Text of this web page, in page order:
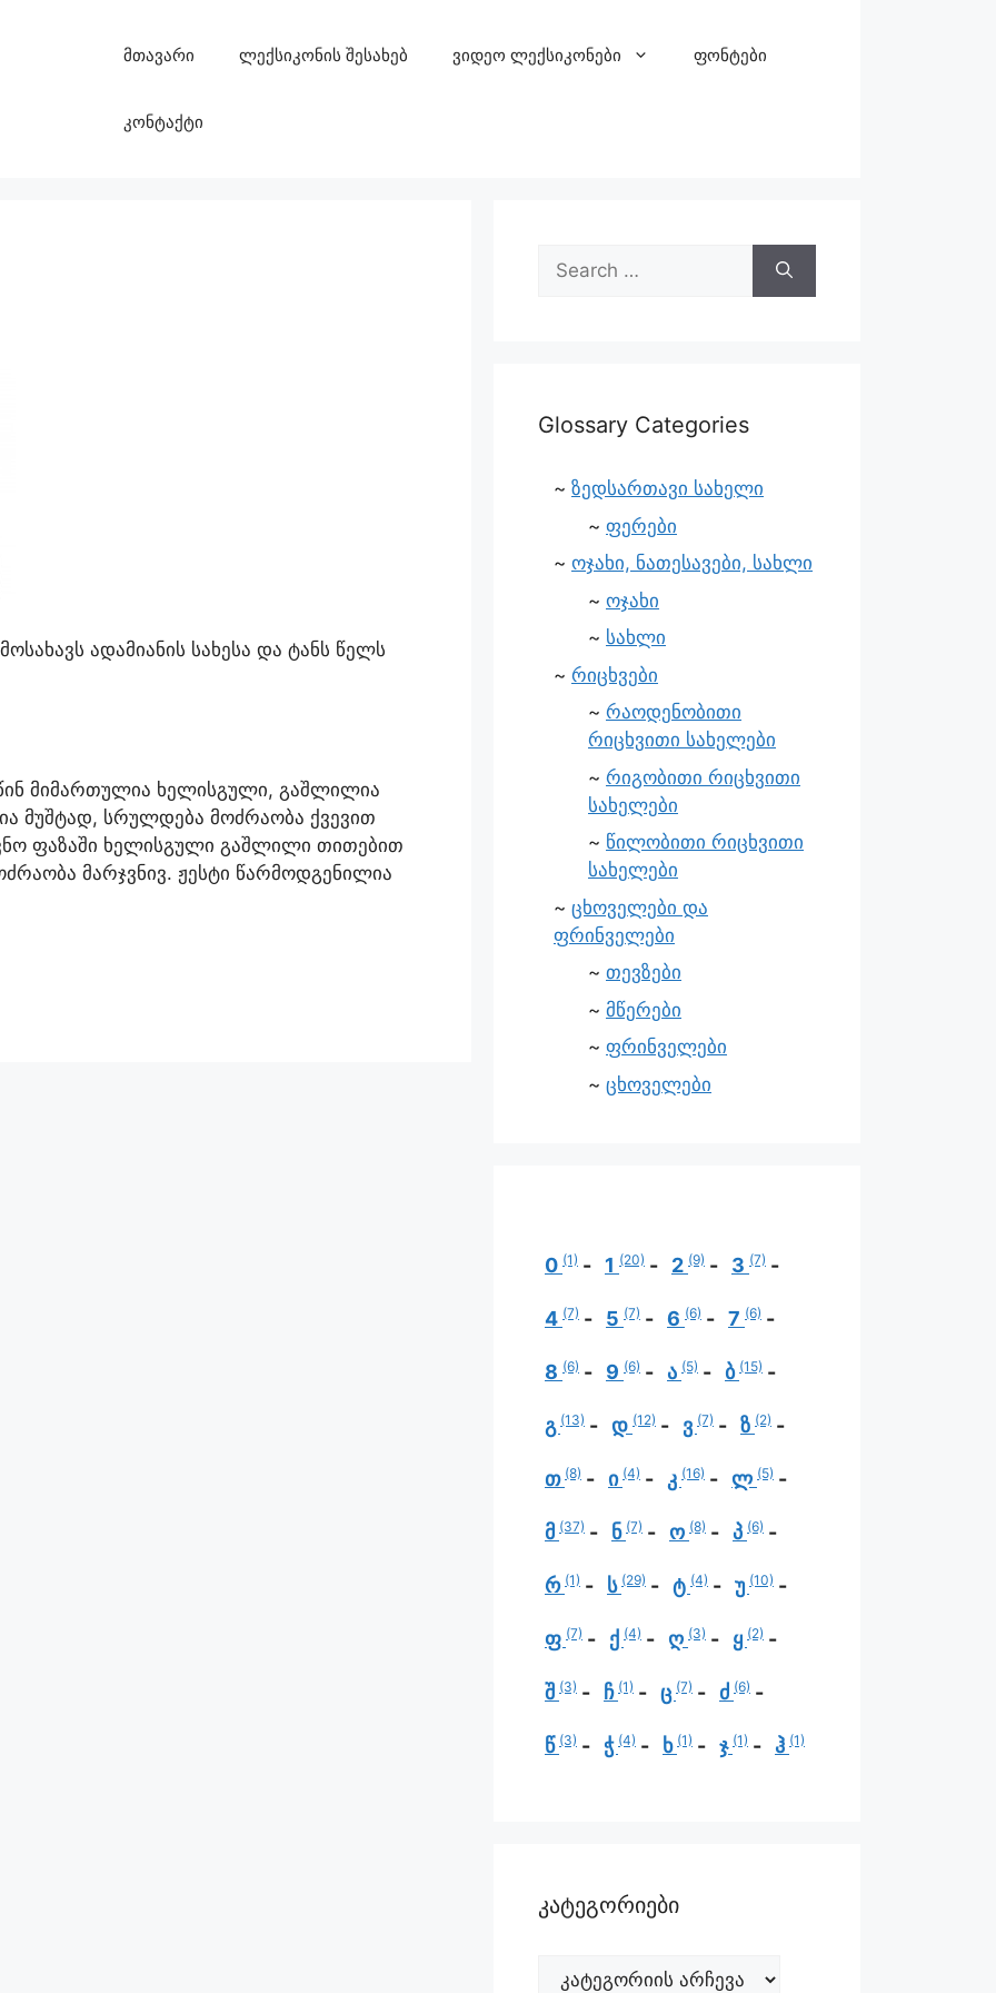
მთავარი ლექსიკონის შესახებ ვიდეო ლექსიკონები ფონტები
კონტაქტი
ადამიანის სახესა და ტანს წელს
მიმართულია ხელისგული, გაშლილია
მუშტად, სრულდება მოძრაობა ქვევით
ფაზაში ხელისგული გაშლილი თითებით
მარჯვნივ. ჟესტი წარმოდგენილია
Glossary Categories
ზედსართავი სახელი
ფერები
ოჯახი, ნათესავები, სახლი
ოჯახი
სახლი
რიცხვები
რაოდენობითი
რიცხვითი სახელები
რიგობითი რიცხვითი
სახელები
წილობითი რიცხვითი
სახელები
ცხოველები და
ფრინველები
თევზები
მწერები
ფრინველები
ცხოველები
0 (1) 1 (20) 2 (9) 3 (7)
4 (7) 5 (7) 6 (6) 7 (6)
8 (6) 9 (6) ა (5) ბ (15)
გ (13) დ (12) ვ (7) ზ (2)
თ (8) ი (4) კ (16) ლ (5)
მ (37) ნ (7) ო (8) პ (6)
რ (1) ს (29) ტ (4) უ (10)
ფ (7) ქ (4) ღ (3) ყ (2)
შ (3) ჩ (1) ც (7) ძ (6)
წ (3) ჭ (4) ხ (1) ჯ (1) ჰ (1)
კატეგორიები